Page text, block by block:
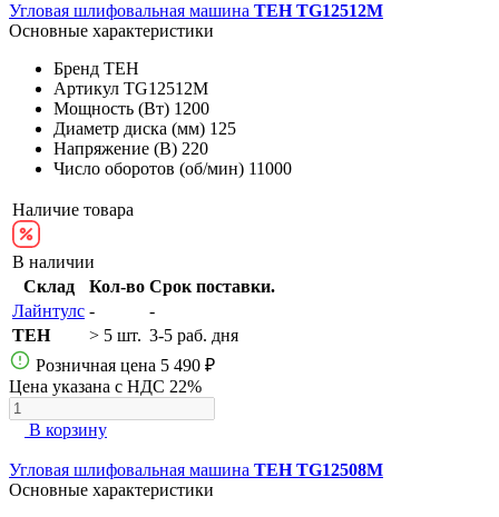
Угловая шлифовальная машина TEH TG12512M
Основные характеристики
Бренд TEH
Артикул TG12512M
Мощность (Вт) 1200
Диаметр диска (мм) 125
Напряжение (В) 220
Число оборотов (об/мин) 11000
Наличие товара
В наличии
Склад
Кол-во Срок поставки.
Лайнтулс -
-
TEH
> 5 шт. 3-5 раб. дня
Розничная цена 5 490 ₽
Цена указана с НДС 22%
В корзину
Угловая шлифовальная машина TEH TG12508M
Основные характеристики